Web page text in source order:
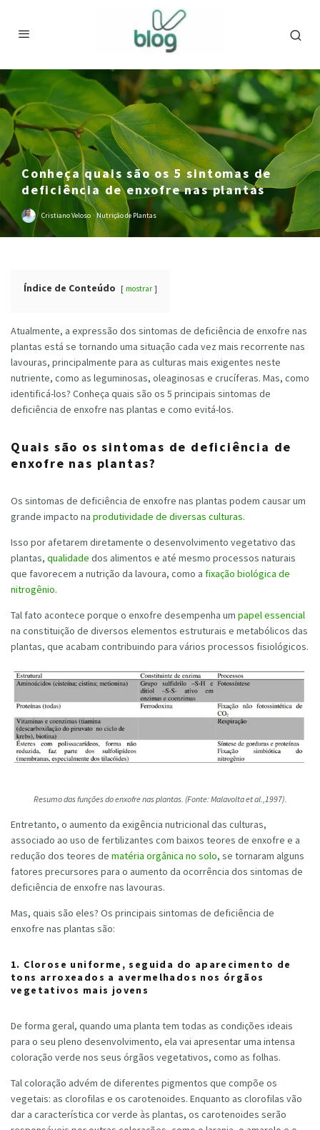
Conheça quais são os 5 sintomas de
deficiência de enxofre nas plantas
Cristiano Veloso · Nutrição de Plantas
Índice de Conteúdo mostrar
Atualmente, a expressão dos sintomas de deficiência de enxofre nas
plantas está se tornando uma situação cada vez mais recorrente nas
lavouras, principalmente para as culturas mais exigentes neste
nutriente, como as leguminosas, oleaginosas e crucíferas. Mas, como
identificá-los? Conheça quais são os 5 principais sintomas de
deficiência de enxofre nas plantas e como evitá-los.
Quais são os sintomas de deficiência de
enxofre nas plantas?
Os sintomas de deficiência de enxofre nas plantas podem causar um
grande impacto na produtividade de diversas culturas.
Isso por afetarem diretamente o desenvolvimento vegetativo das
plantas, qualidade dos alimentos e até mesmo processos naturais
que favorecem a nutrição da lavoura, como a fixação biológica de
nitrogênio.
Tal fato acontece porque o enxofre desempenha um papel essencial
na constituição de diversos elementos estruturais e metabólicos das
plantas, que acabam contribuindo para vários processos fisiológicos.
Resumo das funções do enxofre nas plantas. (Fonte: Malavolta et al.,1997).
Entretanto, o aumento da exigência nutricional das culturas,
associado ao uso de fertilizantes com baixos teores de enxofre e a
redução dos teores de matéria orgânica no solo, se tornaram alguns
fatores precursores para o aumento da ocorrência dos sintomas de
deficiência de enxofre nas lavouras.
Mas, quais são eles? Os principais sintomas de deficiência de
enxofre nas plantas são:
1. Clorose uniforme, seguida do aparecimento de
tons arroxeados a avermelhados nos órgãos
vegetativos mais jovens
De forma geral, quando uma planta tem todas as condições ideais
para o seu pleno desenvolvimento, ela vai apresentar uma intensa
coloração verde nos seus órgãos vegetativos, como as folhas.
Tal coloração advém de diferentes pigmentos que compõe os
vegetais: as clorofilas e os carotenoides. Enquanto as clorofilas vão
dar a característica cor verde às plantas, os carotenoides serão